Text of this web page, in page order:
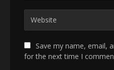
Save my name, email,
for the next time I